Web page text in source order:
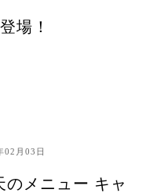
場！
02月03日
メニュー キャ